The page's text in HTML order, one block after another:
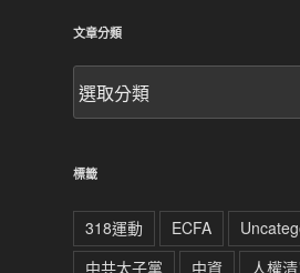
文章分類
章
分
標籤
318運動 ECFA
中共太子黨
中資
人權